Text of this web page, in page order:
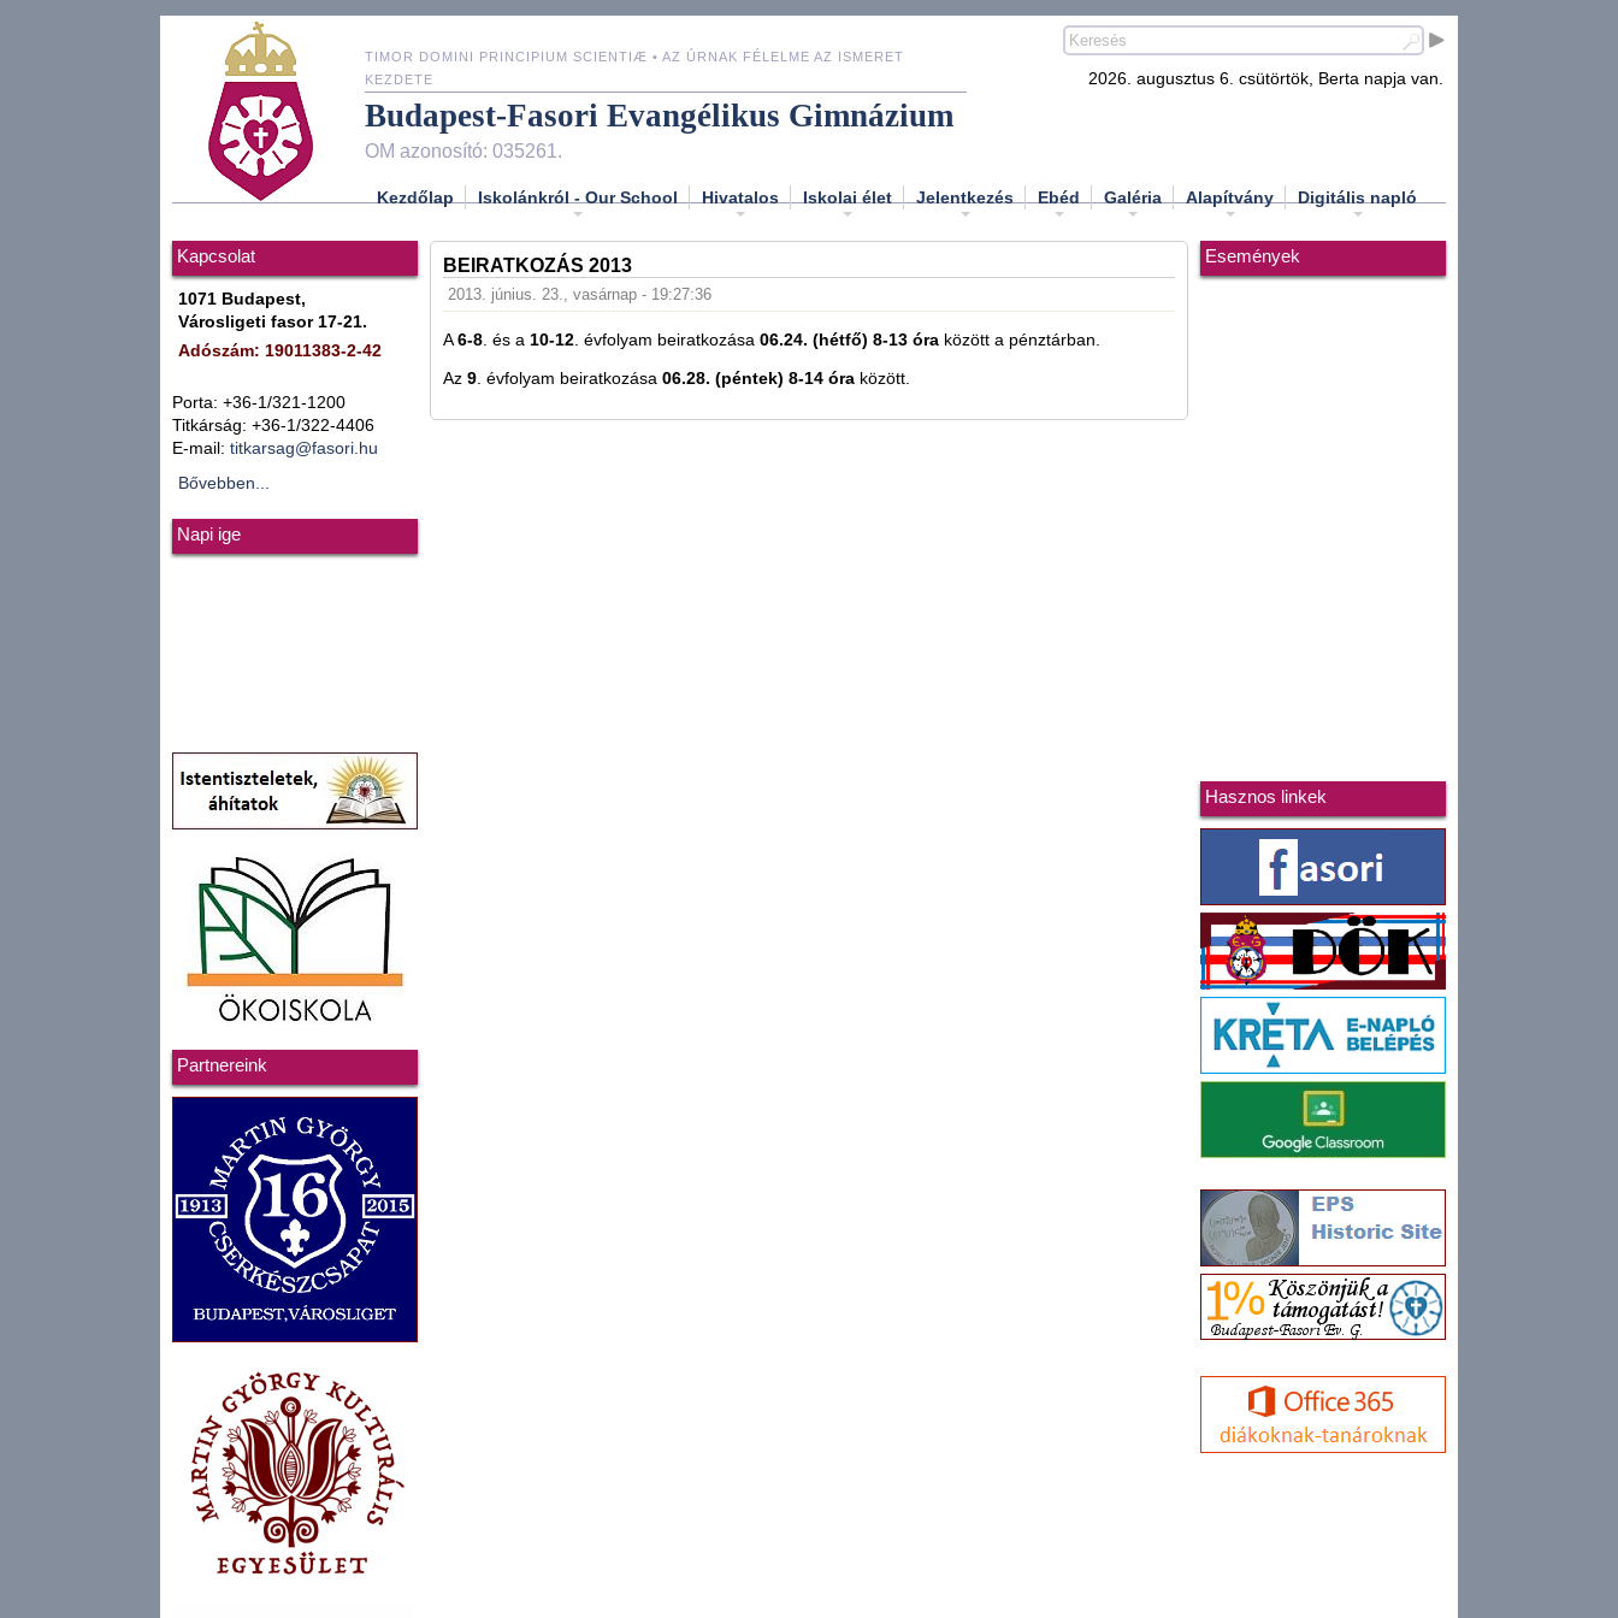
TIMOR DOMINI PRINCIPIUM SCIENTIÆ • AZ ÚRNAK FÉLELME AZ ISMERET
KEZDETE
Budapest-Fasori Evangélikus Gimnázium
OM azonosító: 035261.
2026. augusztus 6. csütörtök, Berta napja van.
Kezdőlap Iskolánkról - Our School Hivatalos Iskolai élet Jelentkezés Ebéd Galéria Alapítvány Digitális napló
Kapcsolat
1071 Budapest,
Városligeti fasor 17-21.
Adószám: 19011383-2-42
Porta: +36-1/321-1200
Titkárság: +36-1/322-4406
E-mail: titkarsag@fasori.hu
Bővebben...
Napi ige
Partnereink
BEIRATKOZÁS 2013
2013. június. 23., vasárnap - 19:27:36
A 6-8 . és a 10-12 . évfolyam beiratkozása 06.24. (hétfő) 8-13 óra között a pénztárban.
Az 9. évfolyam beiratkozása 06.28. (péntek) 8-14 óra között.
Események
Hasznos linkek